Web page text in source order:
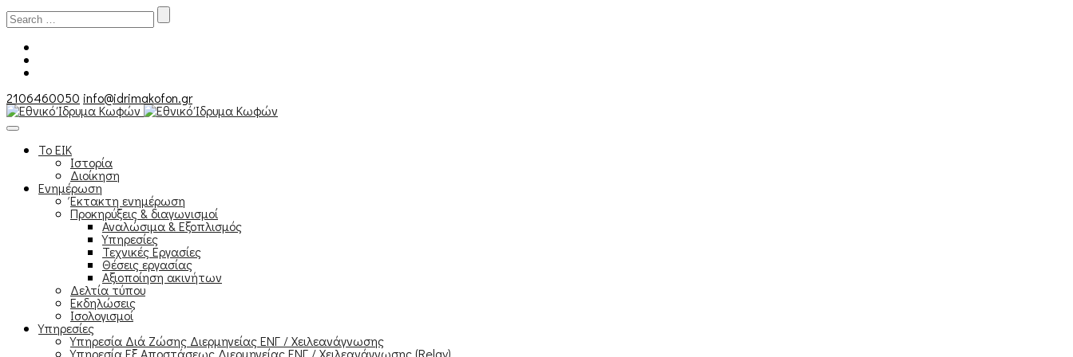
Search
for:
2106460050 info@idrimakofon.gr
Το ΕΙΚ
Ιστορία
Διοίκηση
Ενημέρωση
Έκτακτη ενημέρωση
Προκηρύξεις & διαγωνισμοί
Αναλώσιμα & Εξοπλισμός
Υπηρεσίες
Τεχνικές Εργασίες
Θέσεις εργασίας
Αξιοποίηση ακινήτων
Δελτία τύπου
Εκδηλώσεις
Ισολογισμοί
Υπηρεσίες
Υπηρεσία Διά Ζώσης Διερμηνείας ΕΝΓ / Χειλεανάγνωσης
Υπηρεσία Εξ Αποστάσεως Διερμηνείας ΕΝΓ / Χειλεανάγνωσης (Relay)